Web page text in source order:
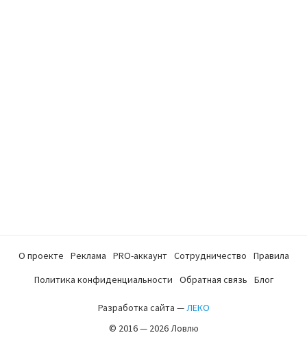
О проекте Реклама PRO-аккаунт Сотрудничество
Правила
Политика конфиденциальности
Обратная связь Блог
Разработка сайта —ЛЕКО
© 2016 — 2026 Ловлю